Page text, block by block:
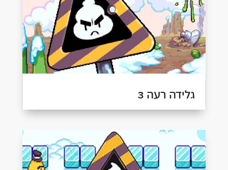
גלידה רעה 3